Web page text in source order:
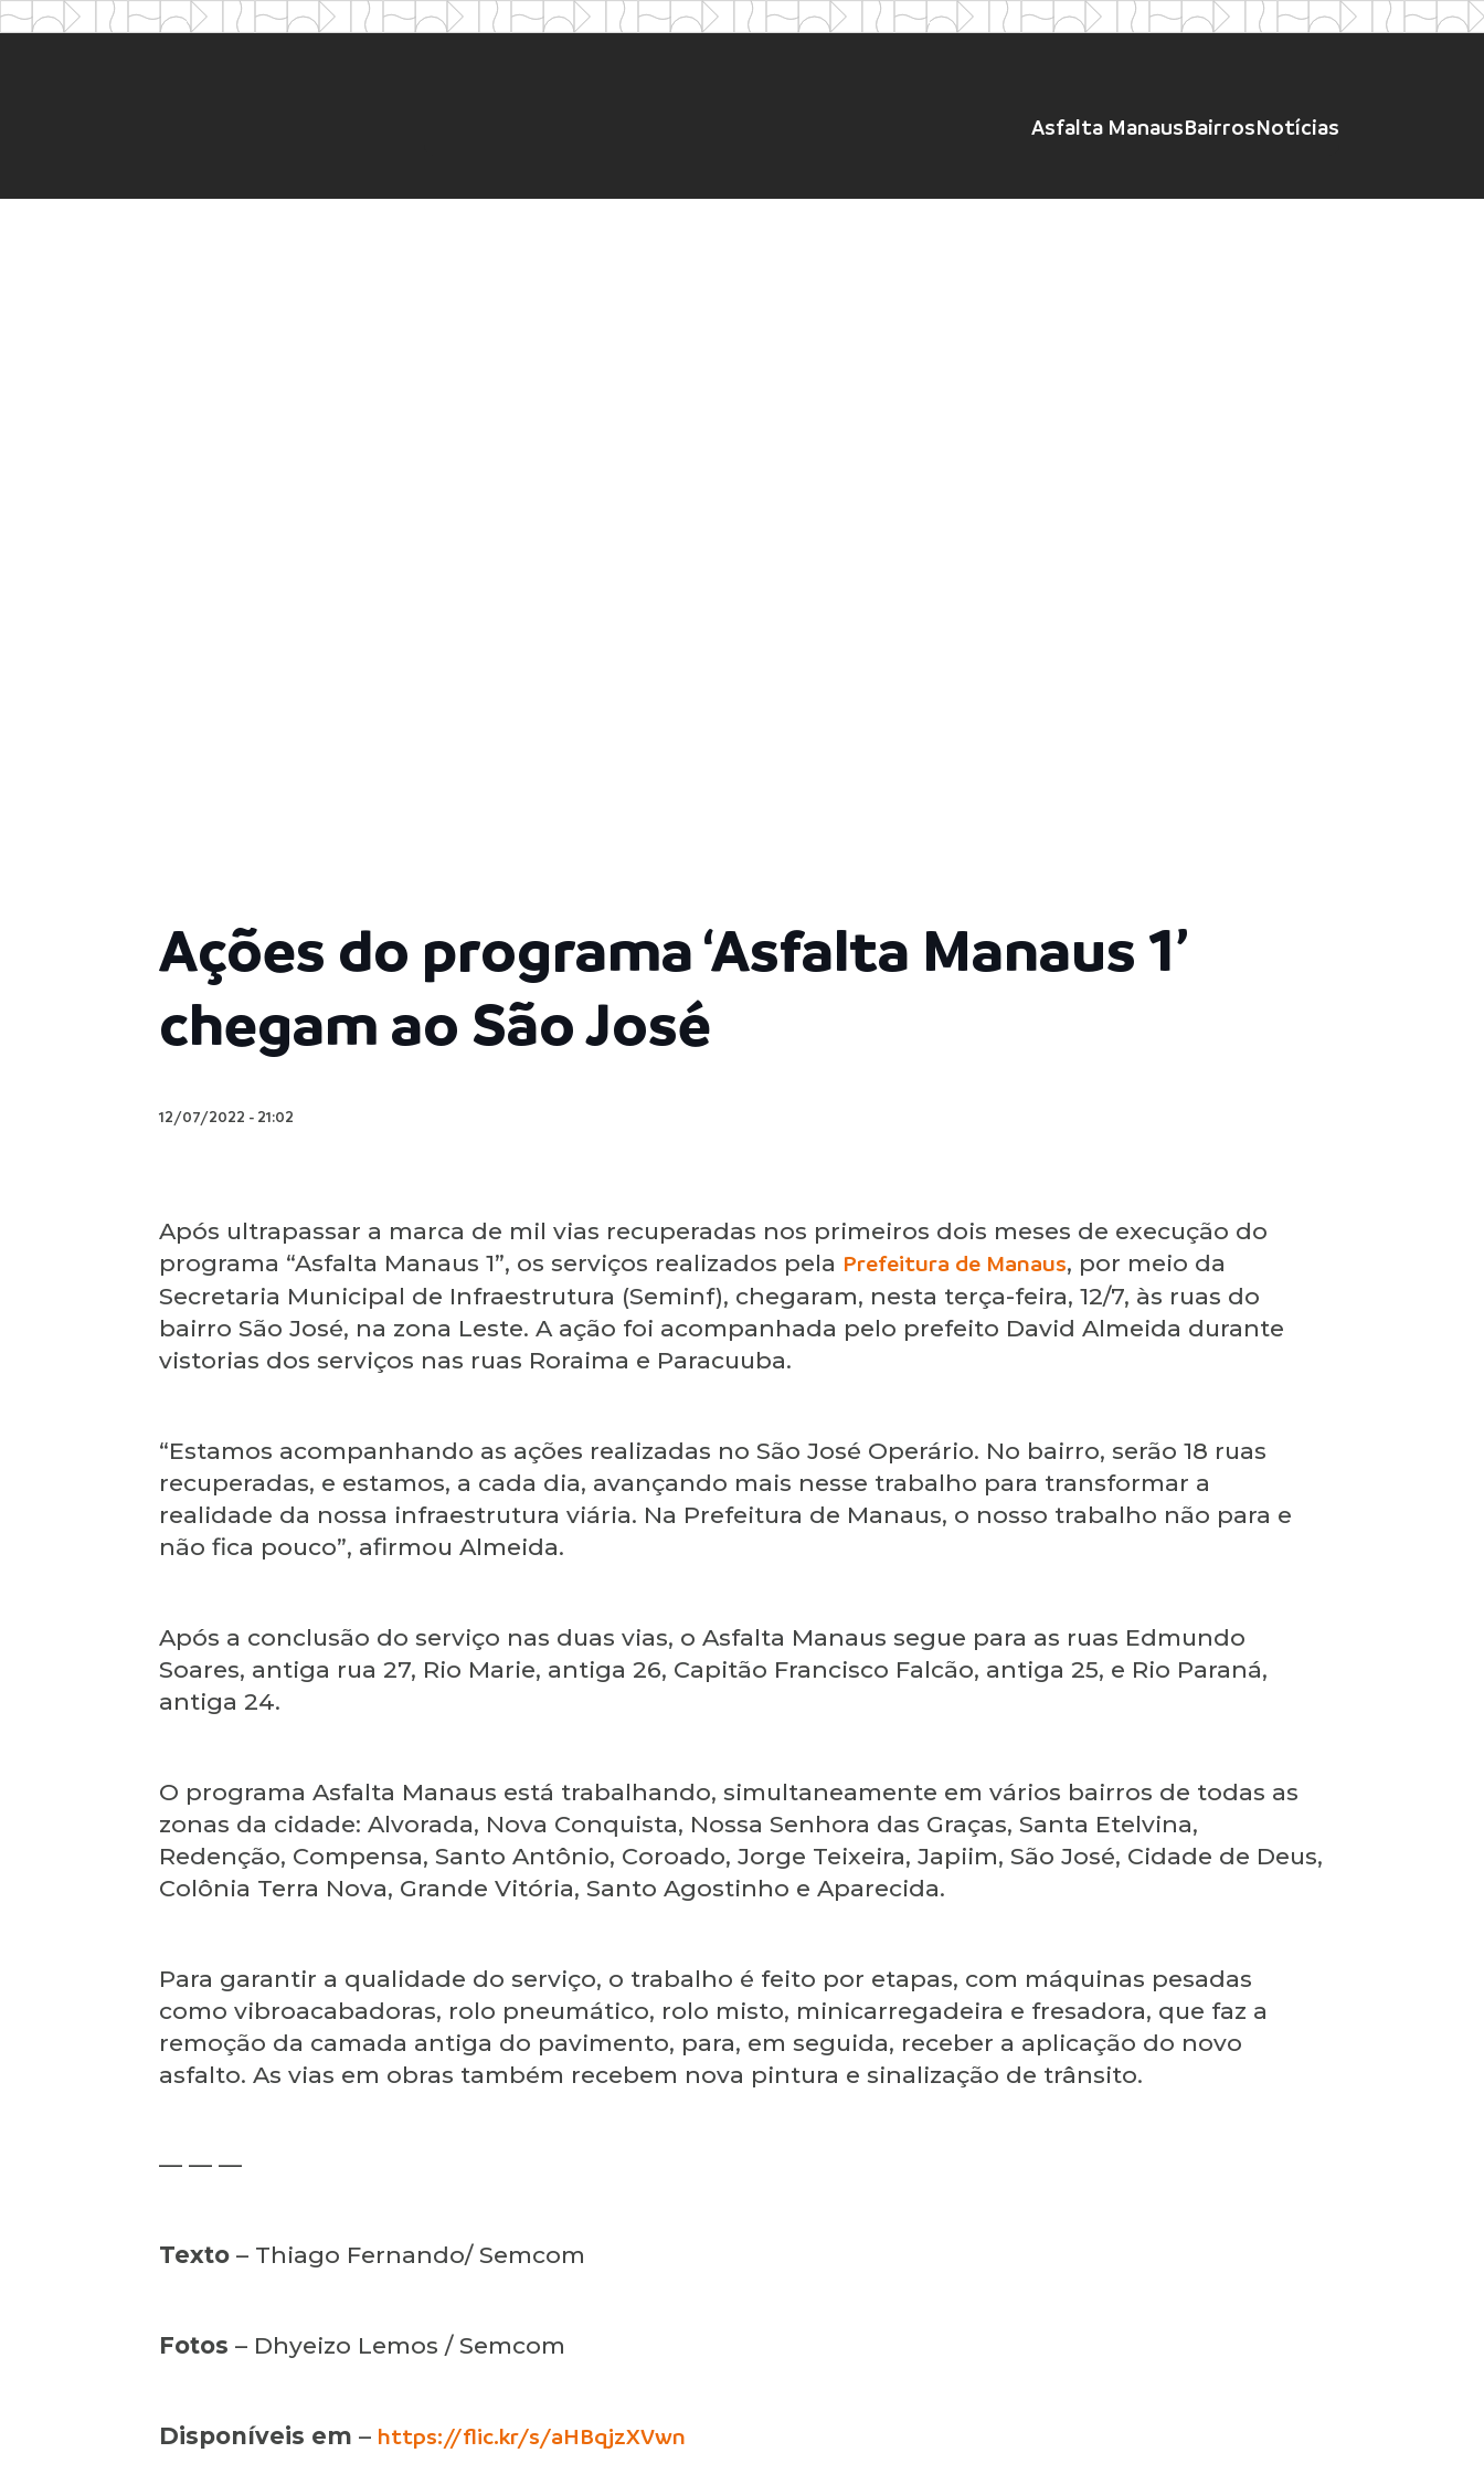
Asfalta ManausBairrosNotícias
Ações do programa ‘Asfalta Manaus 1’
chegam ao São José
12/07/2022 - 21:02
Após ultrapassar a marca de mil vias recuperadas nos primeiros dois meses de execução do
programa “Asfalta Manaus 1”, os serviços realizados pela Prefeitura de Manaus, por meio da
Secretaria Municipal de Infraestrutura (Seminf), chegaram, nesta terça-feira, 12/7, às ruas do
bairro São José, na zona Leste. A ação foi acompanhada pelo prefeito David Almeida durante
vistorias dos serviços nas ruas Roraima e Paracuuba.
“Estamos acompanhando as ações realizadas no São José Operário. No bairro, serão 18 ruas
recuperadas, e estamos, a cada dia, avançando mais nesse trabalho para transformar a
realidade da nossa infraestrutura viária. Na Prefeitura de Manaus, o nosso trabalho não para e
não fica pouco”, afirmou Almeida.
Após a conclusão do serviço nas duas vias, o Asfalta Manaus segue para as ruas Edmundo
Soares, antiga rua 27, Rio Marie, antiga 26, Capitão Francisco Falcão, antiga 25, e Rio Paraná,
antiga 24.
O programa Asfalta Manaus está trabalhando, simultaneamente em vários bairros de todas as
zonas da cidade: Alvorada, Nova Conquista, Nossa Senhora das Graças, Santa Etelvina,
Redenção, Compensa, Santo Antônio, Coroado, Jorge Teixeira, Japiim, São José, Cidade de Deus,
Colônia Terra Nova, Grande Vitória, Santo Agostinho e Aparecida.
Para garantir a qualidade do serviço, o trabalho é feito por etapas, com máquinas pesadas
como vibroacabadoras, rolo pneumático, rolo misto, minicarregadeira e fresadora, que faz a
remoção da camada antiga do pavimento, para, em seguida, receber a aplicação do novo
asfalto. As vias em obras também recebem nova pintura e sinalização de trânsito.
— — —
Texto – Thiago Fernando/ Semcom
Fotos – Dhyeizo Lemos / Semcom
Disponíveis em – https://flic.kr/s/aHBqjzXVwn